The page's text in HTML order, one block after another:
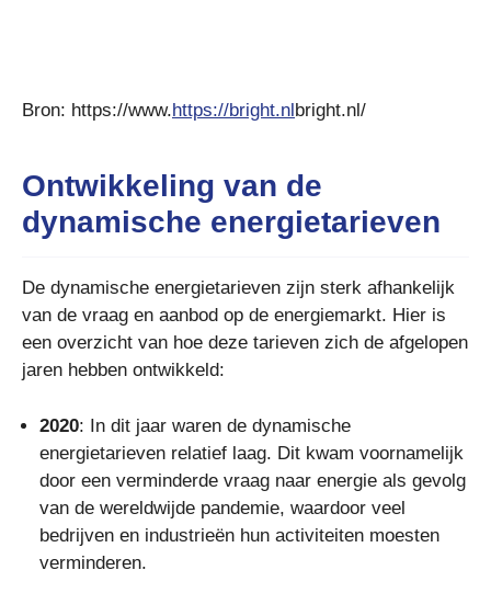
Bron: https://www.https://bright.nlbright.nl/
Ontwikkeling van de
dynamische energietarieven
De dynamische energietarieven zijn sterk afhankelijk
van de vraag en aanbod op de energiemarkt. Hier is
een overzicht van hoe deze tarieven zich de afgelopen
jaren hebben ontwikkeld:
2020: In dit jaar waren de dynamische
energietarieven relatief laag. Dit kwam voornamelijk
door een verminderde vraag naar energie als gevolg
van de wereldwijde pandemie, waardoor veel
bedrijven en industrieën hun activiteiten moesten
verminderen.